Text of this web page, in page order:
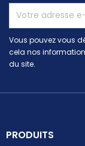
Vous pouvez vous
cela nos
du site.
PRODUITS